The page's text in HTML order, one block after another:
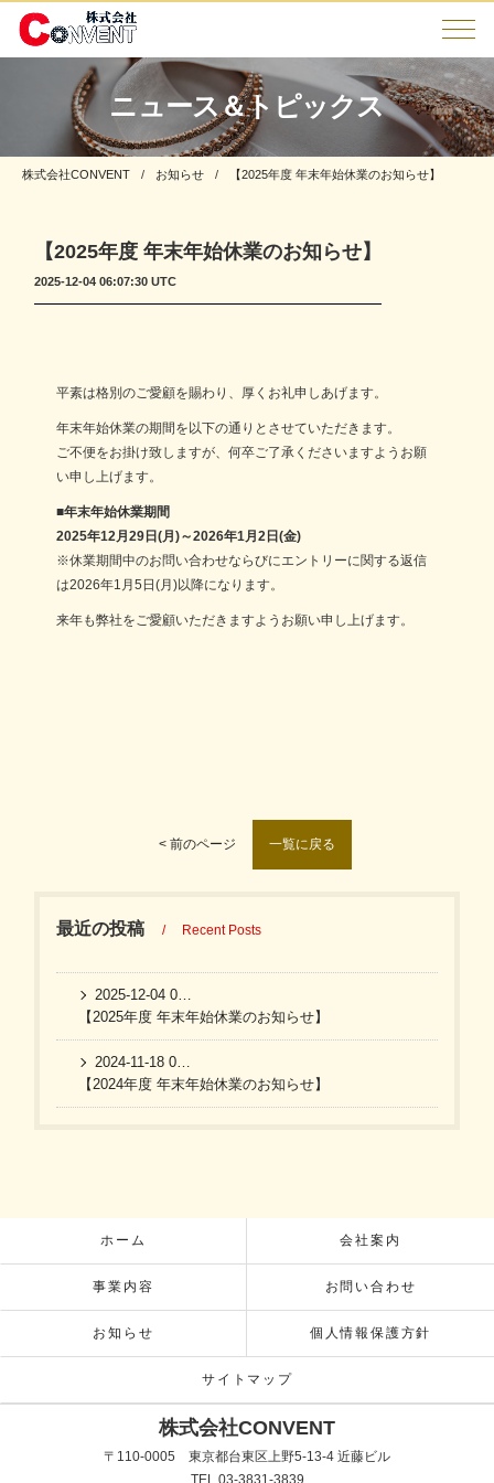
ニュース＆トピックス
株式会社CONVENT お知らせ 【2025年度 年末年始休業のお知らせ】
【2025年度 年末年始休業のお知らせ】
2025-12-04 06:07:30 UTC
平素は格別のご愛顧を賜わり、厚くお礼申しあげます。
年末年始休業の期間を以下の通りとさせていただきます。
ご不便をお掛け致しますが、何卒ご了承くださいますようお願
い申し上げます。
■年末年始休業期間
2025年12月29日(月)～2026年1月2日(金)
※休業期間中のお問い合わせならびにエントリーに関する返信
は2026年1月5日(月)以降になります。
来年も弊社をご愛顧いただきますようお願い申し上げます。
< 前のページ 一覧に戻る
最近の投稿 Recent Posts
2025-12-04 06:07:30 UTC
【2025年度 年末年始休業のお知らせ】
2024-11-18 07:18:09 UTC
【2024年度 年末年始休業のお知らせ】
ホーム 会社案内
事業内容 お問い合わせ
お知らせ 個人情報保護方針
サイトマップ
株式会社CONVENT
〒110-0005 東京都台東区上野5-13-4 近藤ビル
TEL 03-3831-3839